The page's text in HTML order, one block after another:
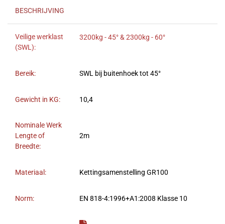
BESCHRIJVING
Veilige werklast
(SWL):
3200kg - 45° & 2300kg - 60°
Bereik: SWL bij buitenhoek tot 45°
Gewicht in KG: 10,4
Nominale Werk
Lengte of
Breedte:
2m
Materiaal: Kettingsamenstelling GR100
Norm: EN 818-4:1996+A1:2008 Klasse 10